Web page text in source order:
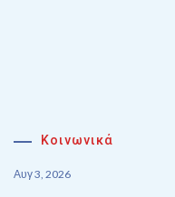
Κοινωνικά
Αυγ 3, 2026